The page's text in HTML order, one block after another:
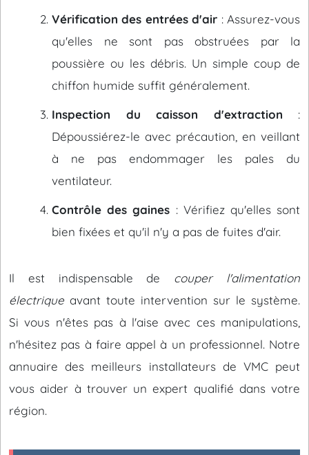
Vérification des entrées d'air : Assurez-vous
qu'elles ne sont pas obstruées par la
poussière ou les débris. Un simple coup de
chiffon humide suffit généralement.
Inspection du caisson d'extraction :
Dépoussiérez-le avec précaution, en veillant
à ne pas endommager les pales du
ventilateur.
Contrôle des gaines : Vérifiez qu'elles sont
bien fixées et qu'il n'y a pas de fuites d'air.
Il est indispensable de couper l'alimentation
électrique avant toute intervention sur le système.
Si vous n'êtes pas à l'aise avec ces manipulations,
n'hésitez pas à faire appel à un professionnel. Notre
annuaire des meilleurs installateurs de VMC peut
vous aider à trouver un expert qualifié dans votre
région.